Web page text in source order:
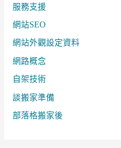
服務支援
網站SEO
網站外觀設定資料
網路概念
自架技術
談搬家準備
部落格搬家後